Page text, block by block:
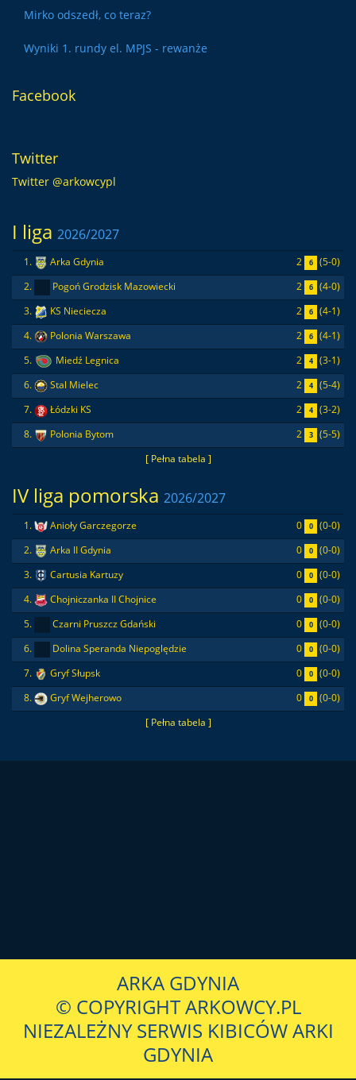
Mirko odszedł, co teraz?
Wyniki 1. rundy el. MPJS - rewanże
Facebook
Twitter
Twitter @arkowcypl
I liga 2026/2027
[ Pełna tabela ]
1. Arka Gdynia 2 6
(5-0)
2.
Pogoń Grodzisk Mazowiecki 2 6
(4-0)
3.
KS Nieciecza 2 6
(4-1)
4.
Polonia Warszawa 2 6
(4-1)
5.
Miedź Legnica 2 4
(3-1)
6.
Stal Mielec 2 4
(5-4)
7.
Łódzki KS 2 4
(3-2)
8.
Polonia Bytom 2 3 (5-5)
IV liga pomorska 2026/2027
[ Pełna tabela ]
1. Anioły Garczegorze 0 0
(0-0)
2.
Arka II Gdynia 0 0
(0-0)
3.
Cartusia Kartuzy 0 0
(0-0)
4.
Chojniczanka II Chojnice 0 0
(0-0)
5.
Czarni Pruszcz Gdański 0 0
(0-0)
6.
Dolina Speranda Niepoględzie 0 0
(0-0)
7.
Gryf Słupsk 0 0
(0-0)
8.
Gryf Wejherowo 0 0 (0-0)
ARKA GDYNIA
© COPYRIGHT ARKOWCY.PL
NIEZALEŻNY SERWIS KIBICÓW ARKI
GDYNIA